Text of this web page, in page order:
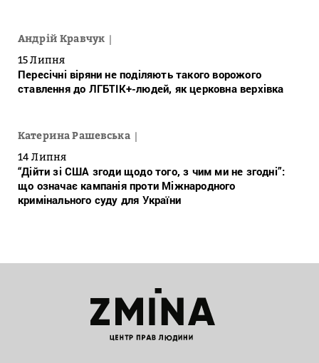
Андрій Кравчук
15 Липня
Пересічні віряни не поділяють такого ворожого
ставлення до ЛГБТІК+-людей, як церковна верхівка
Катерина Рашевська
14 Липня
“Дійти зі США згоди щодо того, з чим ми не згодні”:
що означає кампанія проти Міжнародного
кримінального суду для України